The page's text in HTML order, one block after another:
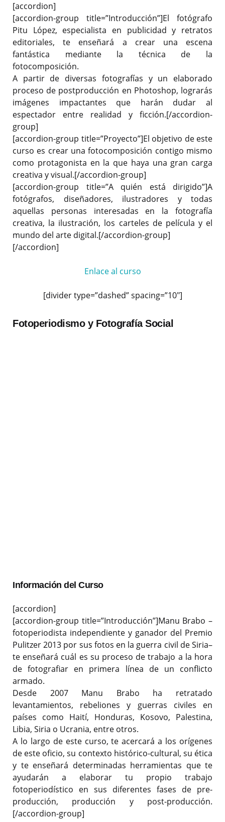
[accordion]
[accordion-group title=”Introducción”]El fotógrafo
Pitu López, especialista en publicidad y retratos
editoriales, te enseñará a crear una escena
fantástica mediante la técnica de la
fotocomposición.
A partir de diversas fotografías y un elaborado
proceso de postproducción en Photoshop, lograrás
imágenes impactantes que harán dudar al
espectador entre realidad y ficción.[/accordion-
group]
[accordion-group title=”Proyecto”]El objetivo de este
curso es crear una fotocomposición contigo mismo
como protagonista en la que haya una gran carga
creativa y visual.[/accordion-group]
[accordion-group title=”A quién está dirigido”]A
fotógrafos, diseñadores, ilustradores y todas
aquellas personas interesadas en la fotografía
creativa, la ilustración, los carteles de película y el
mundo del arte digital.[/accordion-group]
[/accordion]
Enlace al curso
[divider type=”dashed” spacing=”10″]
Fotoperiodismo y Fotografía Social
Información del Curso
[accordion]
[accordion-group title=”Introducción”]Manu Brabo –
fotoperiodista independiente y ganador del Premio
Pulitzer 2013 por sus fotos en la guerra civil de Siria–
te enseñará cuál es su proceso de trabajo a la hora
de fotografiar en primera línea de un conflicto
armado.
Desde 2007 Manu Brabo ha retratado
levantamientos, rebeliones y guerras civiles en
países como Haití, Honduras, Kosovo, Palestina,
Libia, Siria o Ucrania, entre otros.
A lo largo de este curso, te acercará a los orígenes
de este oficio, su contexto histórico-cultural, su ética
y te enseñará determinadas herramientas que te
ayudarán a elaborar tu propio trabajo
fotoperiodístico en sus diferentes fases de pre-
producción, producción y post-producción.
[/accordion-group]